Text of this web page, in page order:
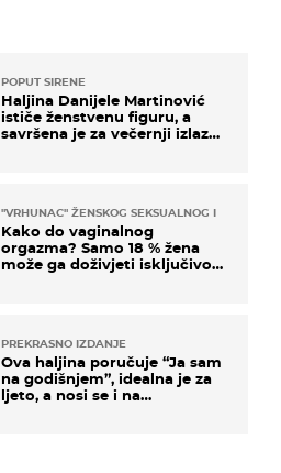
POPUT SIRENE
Haljina Danijele Martinović
ističe ženstvenu figuru, a
savršena je za večernji izlazak
"VRHUNAC" ŽENSKOG SEKSUALNOG ISKUSTVA
Kako do vaginalnog
orgazma? Samo 18 % žena
može ga doživjeti isključivo
PREKRASNO IZDANJE
Ova haljina poručuje “Ja sam
na godišnjem”, idealna je za
ljeto, a nosi se i na